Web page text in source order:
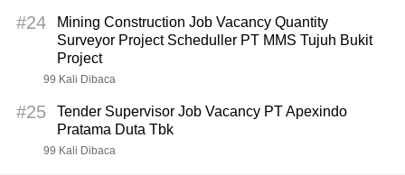
#24
Mining Construction Job Vacancy Quantity
Surveyor Project Scheduller PT MMS Tujuh Bukit
Project
99 Kali Dibaca
#25
Tender Supervisor Job Vacancy PT Apexindo
Pratama Duta Tbk
99 Kali Dibaca